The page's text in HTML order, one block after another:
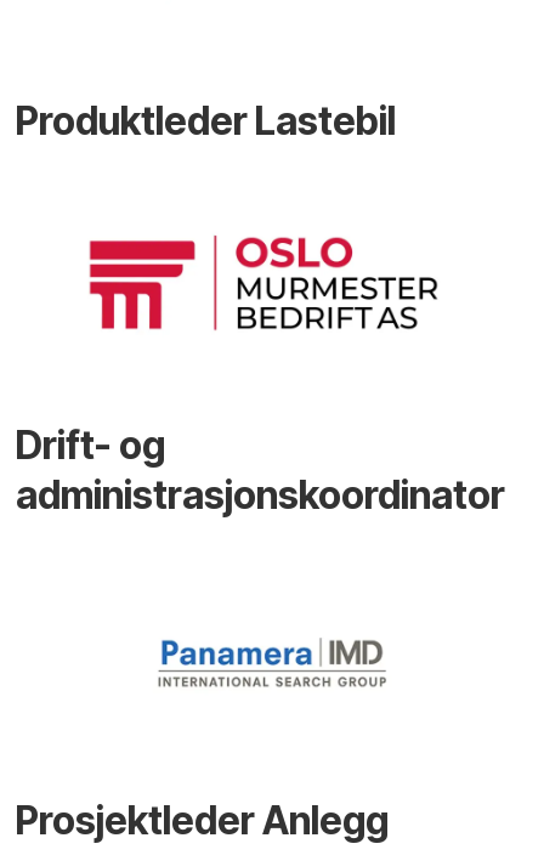
Produktleder Lastebil
Drift- og
administrasjonskoordinator
Prosjektleder Anlegg